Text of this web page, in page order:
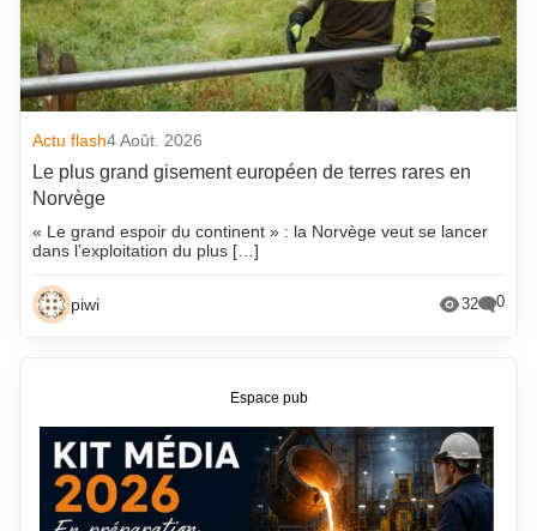
Actu flash4 Août. 2026
Le plus grand gisement européen de terres rares en
Norvège
« Le grand espoir du continent » : la Norvège veut se lancer
dans l’exploitation du plus […]
piwi 32 0
Espace pub